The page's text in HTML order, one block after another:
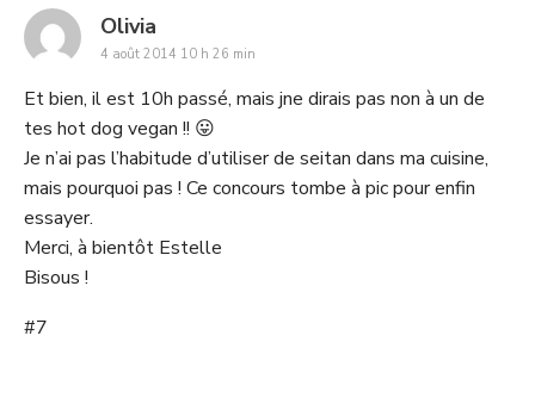
Olivia
4 août 2014 10 h 26 min
Et bien, il est 10h passé, mais jne dirais pas non à un de
tes hot dog vegan !! 😛
Je n’ai pas l’habitude d’utiliser de seitan dans ma cuisine,
mais pourquoi pas ! Ce concours tombe à pic pour enfin
essayer.
Merci, à bientôt Estelle
Bisous !
#7